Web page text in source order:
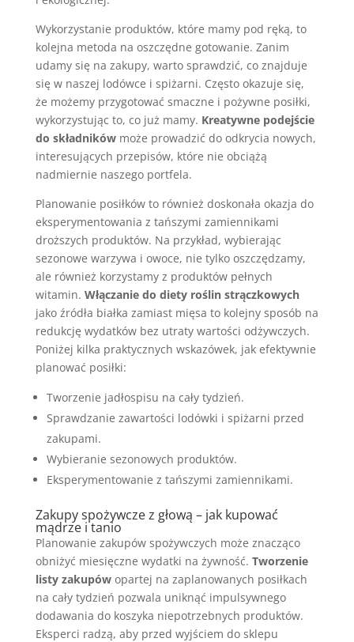
Wykorzystanie produktów, które mamy pod ręką, to
kolejna metoda na oszczędne gotowanie. Zanim
udamy się na zakupy, warto sprawdzić, co znajduje
się w naszej lodówce i spiżarni. Często okazuje się,
że możemy przygotować smaczne i pożywne posiłki,
wykorzystując to, co już mamy. Kreatywne podejście
do składnikówmoże prowadzić do odkrycia nowych,
interesujących przepisów, które nie obciążą
nadmiernie naszego portfela.
Planowanie posiłków to również doskonała okazja do
eksperymentowania z tańszymi zamiennikami
droższych produktów. Na przykład, wybierając
sezonowe warzywa i owoce, nie tylko oszczędzamy,
ale również korzystamy z produktów pełnych
witamin. Włączanie do diety roślin strączkowych
jako źródła białka zamiast mięsa to kolejny sposób na
redukcję wydatków bez utraty wartości odżywczych.
Poniżej kilka praktycznych wskazówek, jak efektywnie
planować posiłki:
Tworzenie jadłospisu na cały tydzień.
Sprawdzanie zawartości lodówki i spiżarni przed
zakupami.
Wybieranie sezonowych produktów.
Eksperymentowanie z tańszymi zamiennikami.
Zakupy spożywcze z głową – jak kupować
mądrze i tanio
Planowanie zakupów spożywczych może znacząco
obniżyć miesięczne wydatki na żywność. Tworzenie
listy zakupówopartej na zaplanowanych posiłkach
na cały tydzień pozwala uniknąć impulsywnego
dodawania do koszyka niepotrzebnych produktów.
Eksperci radzą, aby przed wyjściem do sklepu